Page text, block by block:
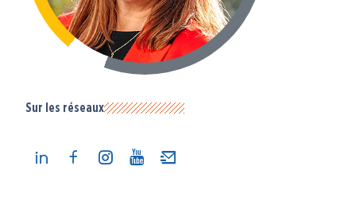
Sur les réseaux